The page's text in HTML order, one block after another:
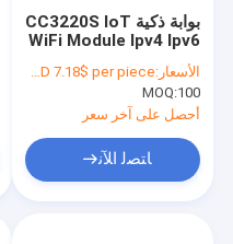
بوابة ذكية CC3220S IoT
WiFi Module Ipv4 Ipv6
Smart Home Wifi
Solutions
الأسعار:USD 7.18$ per piece
MOQ:100
أحصل على آخر سعر
ﺎﺘﺼﻟ ﺍﻶﻧ